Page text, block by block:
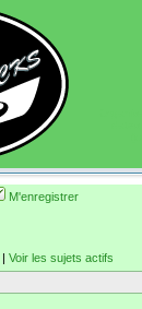
M'enregistrer
| Voir les sujets actifs